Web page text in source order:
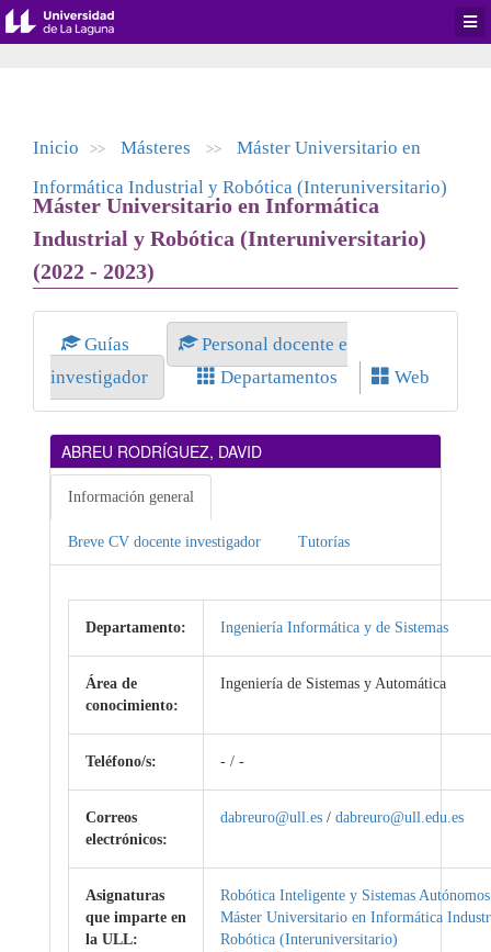
Inicio >> Másteres >>
Máster Universitario en
Informática Industrial y Robótica (Interuniversitario)
Máster Universitario en Informática
Industrial y Robótica (Interuniversitario)
(2022 - 2023)
Guías
Personal docente e
investigador
Departamentos Web
ABREU RODRÍGUEZ, DAVID
Información general
Breve CV docente investigador Tutorías
Departamento: Ingeniería Informática y de Sistemas
Área de
conocimiento:
Ingeniería de Sistemas y Automática
Teléfono/s: - / -
Correos
electrónicos:
dabreuro@ull.es / dabreuro@ull.edu.es
Asignaturas
que imparte en
la ULL:
Robótica Inteligente y Sistemas Autónomos
Máster Universitario en Informática
Robótica (Interuniversitario)